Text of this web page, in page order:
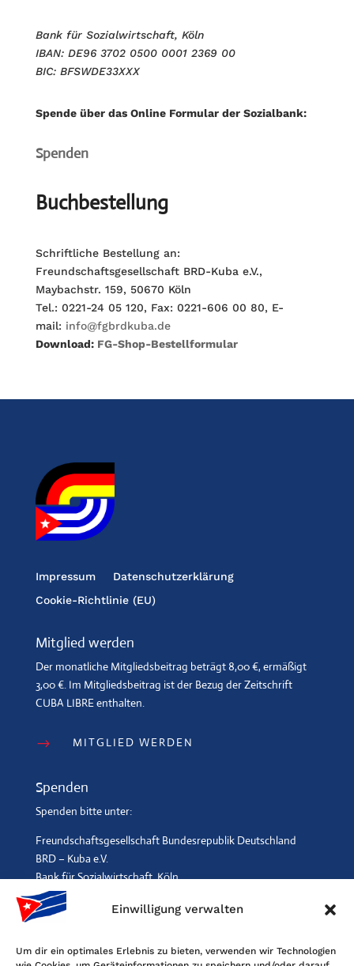
Einwilligung verwalten
Um dir ein optimales Erlebnis zu bieten, verwenden wir Technologien
Bank für Sozialwirtschaft, Köln
IBAN: DE96 3702 0500 0001 2369 00
BIC: BFSWDE33XXX
Spende über das Online Formular der Sozialbank:
Spenden
Buchbestellung
Schriftliche Bestellung an:
Freundschaftsgesellschaft BRD-Kuba e.V.,
Maybachstr. 159, 50670 Köln
Tel.: 0221-24 05 120, Fax: 0221-606 00 80, E-
mail: info@fgbrdkuba.de
Download: FG-Shop-Bestellformular
Impressum
Datenschutzerklärung
Cookie-Richtlinie (EU)
Mitglied werden
Der monatliche Mitgliedsbeitrag beträgt 8,00 €, ermäßigt
3,00 €. Im Mitgliedsbeitrag ist der Bezug der Zeitschrift
CUBA LIBRE enthalten.
$ MITGLIED WERDEN
Spenden
Spenden bitte unter:
Freundschaftsgesellschaft Bundesrepublik Deutschland
BRD – Kuba e.V.
Bank für Sozialwirtschaft, Köln
IBAN: DE96 3702 0500 0001 2369 00, BIC: BFSWDE33XXX